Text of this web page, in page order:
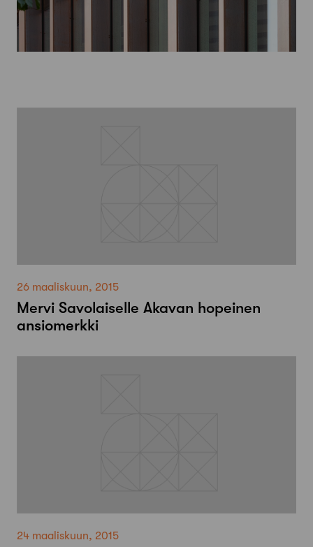
26 maaliskuun, 2015
Mervi Savolaiselle Akavan hopeinen
ansiomerkki
24 maaliskuun, 2015